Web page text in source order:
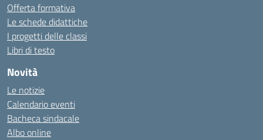
Offerta formativa
Le schede didattiche
I progetti delle classi
Libri di testo
Novità
Le notizie
Calendario eventi
Bacheca sindacale
Albo online